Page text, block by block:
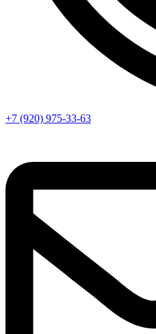
+7 (920) 975-33-63